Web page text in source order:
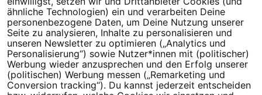
Millionen Menschen an.
Newsletter bestellen
Campact e.V.
ähnliche Technologien) ein und verarbeiten Deine
personenbezogene Daten, um Deine Nutzung unserer
Seite zu analysieren, Inhalte zu personalisieren und
unseren Newsletter zu optimieren („Analytics und
Personalisierung“) sowie Nutzer*innen mit (politischer)
Werbung wieder anzusprechen und den Erfolg unserer
(politischen) Werbung messen („Remarketing und
Conversion tracking“). Du kannst jederzeit entscheiden